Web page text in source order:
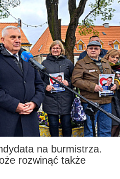
na burmistrza.
rozwinąć także